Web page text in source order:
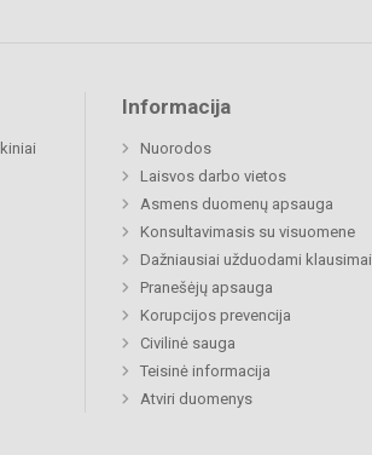
Informacija
Nuorodos
Laisvos darbo vietos
Asmens duomenų apsauga
Konsultavimasis su visuomene
Dažniausiai užduodami klausimai
Pranešėjų apsauga
Korupcijos prevencija
Civilinė sauga
Teisinė informacija
Atviri duomenys